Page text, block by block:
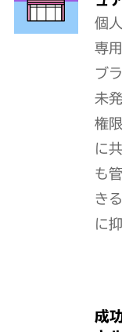
個
専
ブ
未
権
に
も
き
に
成